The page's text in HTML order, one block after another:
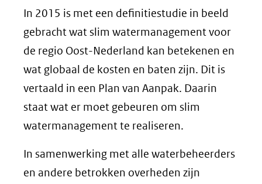
In 2015 is met een definitiestudie in beeld
gebracht wat slim watermanagement voor
de regio Oost-Nederland kan betekenen en
wat globaal de kosten en baten zijn. Dit is
vertaald in een Plan van Aanpak. Daarin
staat wat er moet gebeuren om slim
watermanagement te realiseren.
In samenwerking met alle waterbeheerders
en andere betrokken overheden zijn